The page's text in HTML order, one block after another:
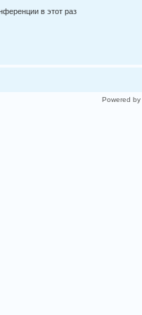
в этот раз
Powered by